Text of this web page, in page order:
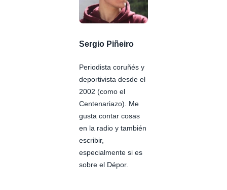
Sergio Piñeiro
Periodista coruñés y
deportivista desde el
2002 (como el
Centenariazo). Me
gusta contar cosas
en la radio y también
escribir,
especialmente si es
sobre el Dépor.